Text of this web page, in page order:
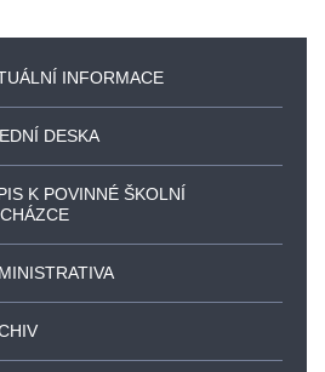
INFORMACE
DESKA
K POVINNÉ ŠKOLNÍ